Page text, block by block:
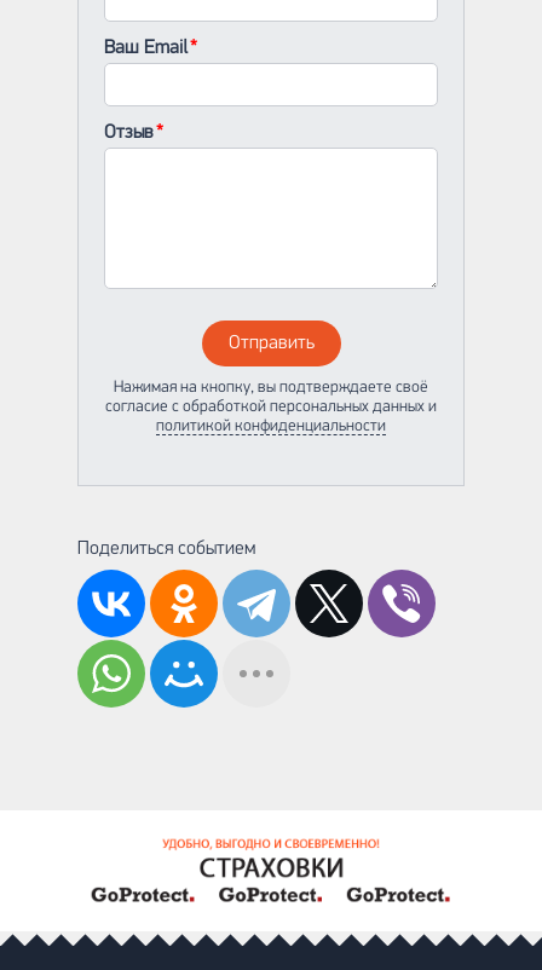
Ваш Email
Отзыв
Отправить
Нажимая на кнопку, вы подтверждаете своё
согласие с обработкой персональных данных и
политикой конфиденциальности
Поделиться событием